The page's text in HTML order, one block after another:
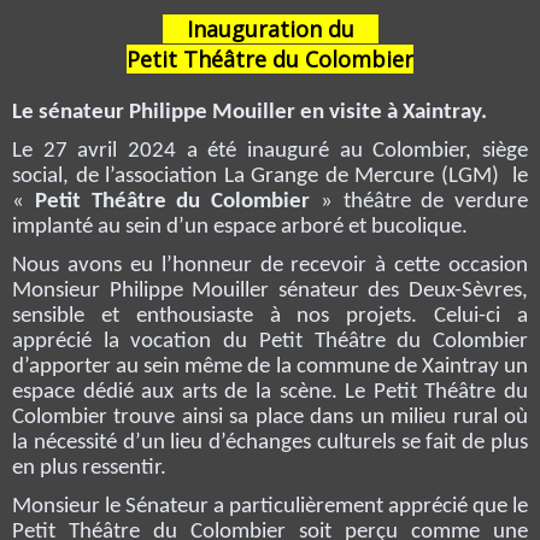
Inauguration du
Petit Théâtre du Colombier
Le sénateur Philippe Mouiller en visite à Xaintray.
Le 27 avril 2024 a été inauguré au Colombier, siège
social, de l’association La Grange de Mercure (LGM) le
« Petit Théâtre du Colombier » théâtre de verdure
implanté au sein d’un espace arboré et bucolique.
Nous avons eu l’honneur de recevoir à cette occasion
Monsieur Philippe Mouiller sénateur des Deux-Sèvres,
sensible et enthousiaste à nos projets. Celui-ci a
apprécié la vocation du Petit Théâtre du Colombier
d’apporter au sein même de la commune de Xaintray un
espace dédié aux arts de la scène. Le Petit Théâtre du
Colombier trouve ainsi sa place dans un milieu rural où
la nécessité d’un lieu d’échanges culturels se fait de plus
en plus ressentir.
Monsieur le Sénateur a particulièrement apprécié que le
Petit Théâtre du Colombier
soit perçu comme une